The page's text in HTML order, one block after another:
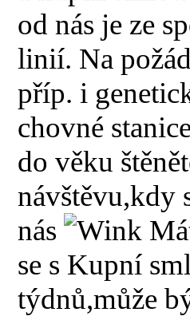
od nás je ze
linií. Na
příp. i
chovné
do věku
návštěvu,kdy
nás
se s Kupní
týdnů,může